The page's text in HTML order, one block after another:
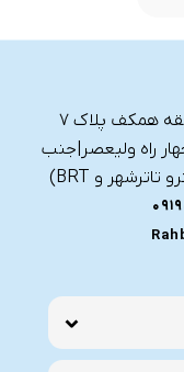
تهران، چهار راه ولیعصر پاساژ ابریشم طبقه همکف پلاک ۷
راه ولیعصر|جنب